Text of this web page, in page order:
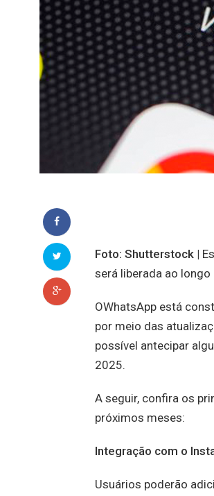
Foto: Shutterstock |
será liberada ao longo
OWhatsApp está
por meio das
possível antecipar
2025.
A seguir, confira os
próximos meses:
Integração com o
Usuários poderão